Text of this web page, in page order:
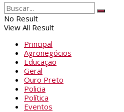
No Result
View All Result
Principal
Agronegócios
Educação
Geral
Ouro Preto
Policia
Política
Eventos